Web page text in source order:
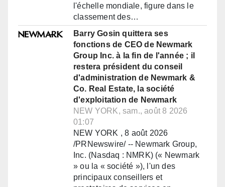
l'échelle mondiale, figure dans le
classement des…
Barry Gosin quittera ses
fonctions de CEO de Newmark
Group Inc. à la fin de l'année ; il
restera président du conseil
d'administration de Newmark &
Co. Real Estate, la société
d'exploitation de Newmark
NEW YORK, sam., août 8 2026
01:07
NEW YORK , 8 août 2026
/PRNewswire/ -- Newmark Group,
Inc. (Nasdaq : NMRK) (« Newmark
» ou la « société »), l'un des
principaux conseillers et